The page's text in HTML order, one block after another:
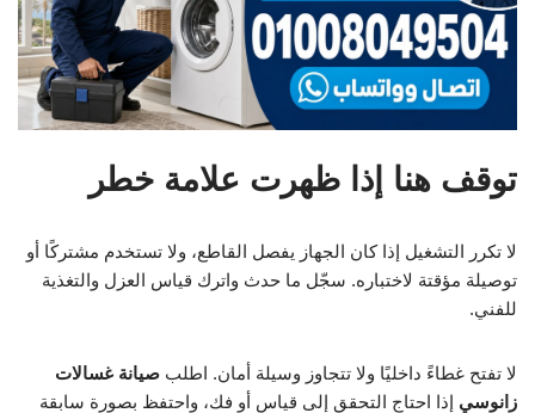
توقف هنا إذا ظهرت علامة خطر
لا تكرر التشغيل إذا كان الجهاز يفصل القاطع، ولا تستخدم مشتركًا أو
توصيلة مؤقتة لاختباره. سجّل ما حدث واترك قياس العزل والتغذية
للفني.
لا تفتح غطاءً داخليًا ولا تتجاوز وسيلة أمان. اطلب صيانة غسالات
زانوسي إذا احتاج التحقق إلى قياس أو فك، واحتفظ بصورة سابقة